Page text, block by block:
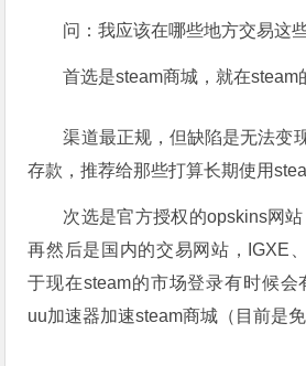
问：我应该在哪些地方交易这
首选是steam商城，就在steam
渠道最正规，但缺陷是无法变
存款，推荐给那些打算长期使用
次选是官方授权的opskins网站
再然后是国内的交易网站，IGXE
于现在steam的市场登录有时候会
uu加速器加速steam商城（目前是免